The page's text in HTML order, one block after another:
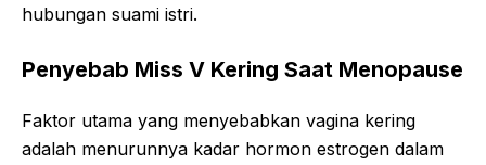
hubungan suami istri.
Penyebab Miss V Kering Saat Menopause
Faktor utama yang menyebabkan vagina kering
adalah menurunnya kadar hormon estrogen dalam